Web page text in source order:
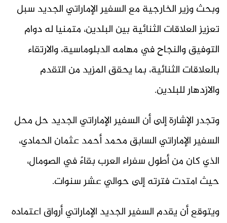
وبحث وزير الخارجية مع السفير الإماراتي الجديد سبل
تعزيز العلاقات الثنائية بين البلدين، متمنيا له دوام
التوفيق والنجاح في مهامه الدبلوماسية، والارتقاء
بالعلاقات الثنائية، بما يحقق المزيد من التقدم
والازدهار للبلدين.
وتجدر الإشارة إلى أن السفير الإماراتي الجديد حل محل
السفير الإماراتي السابق محمد أحمد عثمان الحمادي،
الذي كان من أطول سفراء العرب بقاءً في الصومال،
حيث امتدت فترته إلى حوالي عشر سنوات.
ويتوقع أن يقدم السفير الجديد الإماراتي أرواق اعتماده